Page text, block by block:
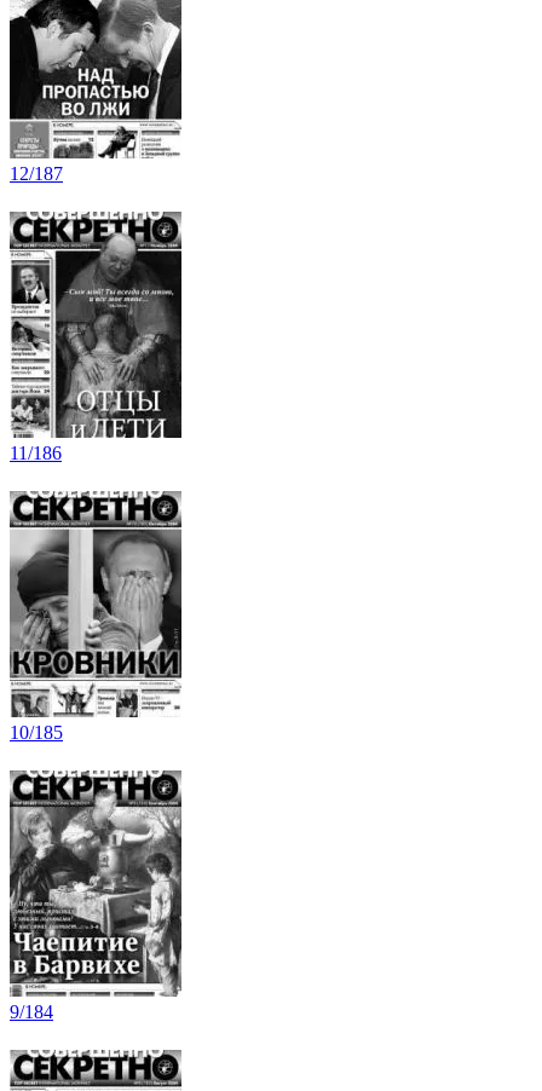
12/187
11/186
10/185
9/184